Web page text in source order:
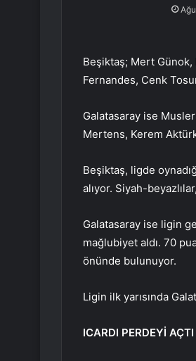
Beşiktaş; Mert Günok,
Fernandes, Cenk
Galatasaray ise
Mertens, Kerem
Beşiktaş, ligde
alıyor. Siyah-
Galatasaray ise ligin
mağlubiyet aldı. 70
önünde bulunuyor.
Ligin ilk yarısında
ICARDI PERDEYİ AÇTI